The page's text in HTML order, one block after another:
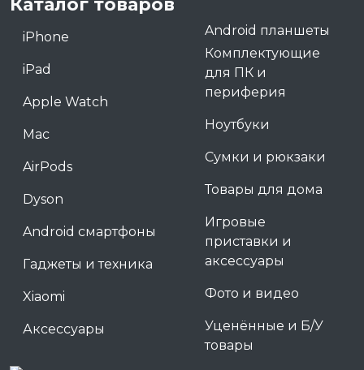
Каталог товаров
iPhone
iPad
Apple Watch
Mac
AirPods
Dyson
Android смартфоны
Гаджеты и техника
Xiaomi
Аксессуары
Android планшеты
Комплектующие
для ПК и
периферия
Ноутбуки
Сумки и рюкзаки
Товары для дома
Игровые
приставки и
аксессуары
Фото и видео
Уценённые и Б/У
товары